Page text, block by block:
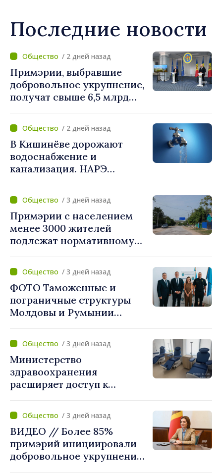
Последние новости
/ 2 дней назад
Примэрии, выбравшие
добровольное укрупнение,
получат свыше 6,5 млрд
«Правительство
предоставляет примэриям,
которые добровольно
объединяются,
беспрецедентный
/ 2 дней назад
В Кишинёве дорожают
водоснабжение и
канализация. НАРЭ
/ 3 дней назад
Примэрии с населением
менее 3000 жителей
подлежат нормативному
«Реформу нужно
завершить этой осенью»
/ 3 дней назад
ФОТО Таможенные и
пограничные структуры
Молдовы и Румынии
по разгрузке движения на
КПП "Леушены–Албица"
/ 3 дней назад
Министерство
здравоохранения
расширяет доступ к
Новоаненской и Сорокской
районных больницах
/ 3 дней назад
ВИДЕО // Более 85%
примэрий инициировали
добровольное укрупнение.